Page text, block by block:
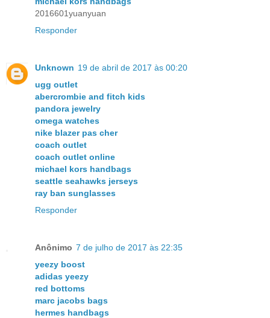
2016601yuanyuan
Responder
Unknown 19 de abril de 2017 às 00:20
ugg outlet
abercrombie and fitch kids
pandora jewelry
omega watches
nike blazer pas cher
coach outlet
coach outlet online
michael kors handbags
seattle seahawks jerseys
ray ban sunglasses
Responder
Anônimo 7 de julho de 2017 às 22:35
yeezy boost
adidas yeezy
red bottoms
marc jacobs bags
hermes handbags